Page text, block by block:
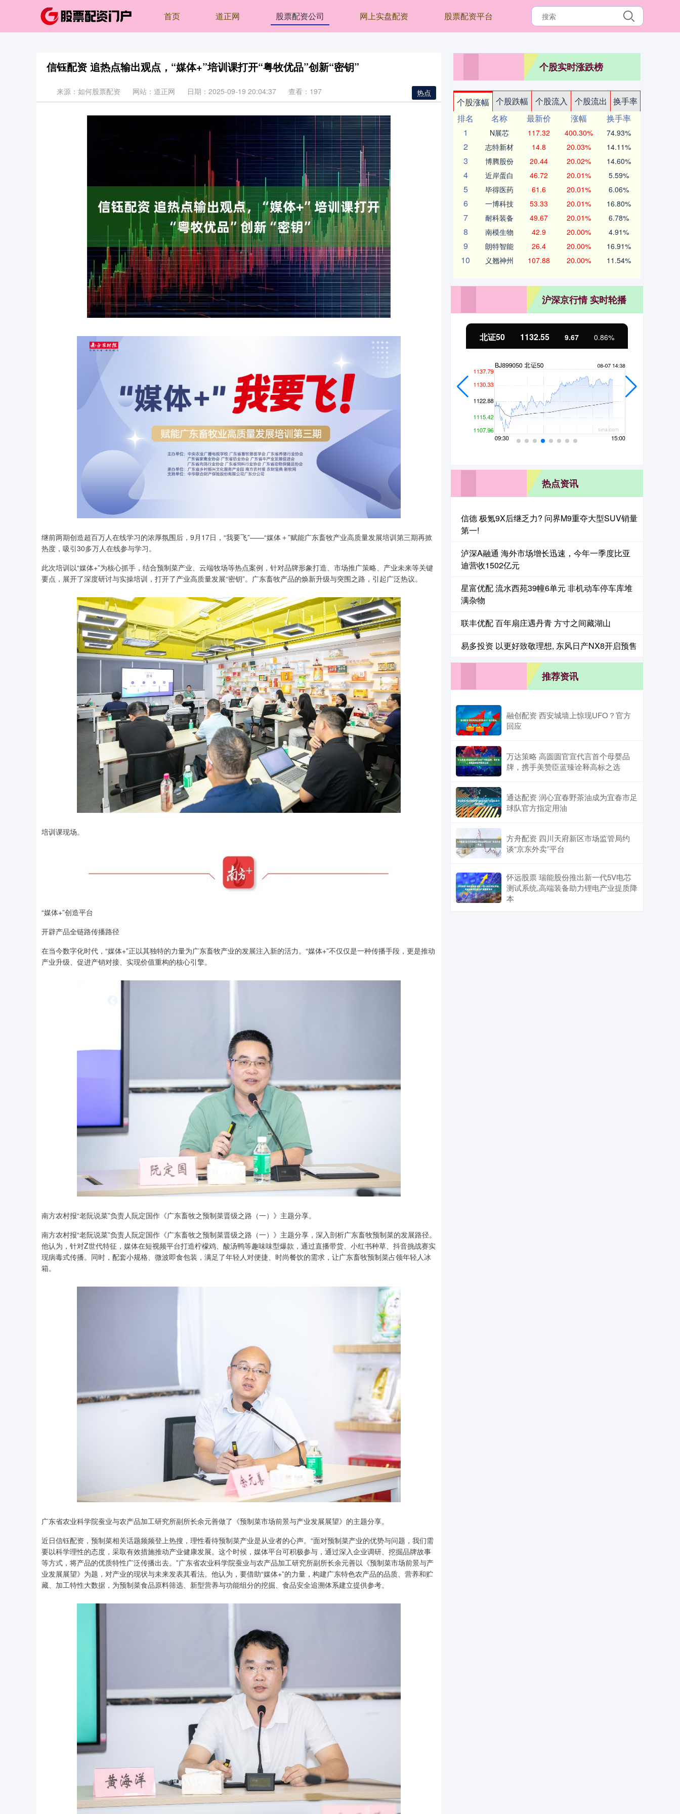
首页 道正网 股票配资公司 网上实盘配资 股票配资平台
信钰配资 追热点输出观点，“媒体+”培训课打开“粤牧优品”创新“密钥”
热点
来源：如何股票配资 网站：道正网 日期：2025-09-19 20:04:37 查看：197
继前两期创造超百万人在线学习的浓厚氛围后，9月17日，“我要飞”——“媒体＋”赋能广东畜牧产业高质量发展培训第三期再掀
热度，吸引30多万人在线参与学习。
此次培训以“媒体+”为核心抓手，结合预制菜产业、云端牧场等热点案例，针对品牌形象打造、市场推广策略、产业未来等关键
要点，展开了深度研讨与实操培训，打开了产业高质量发展“密钥”。广东畜牧产品的焕新升级与突围之路，引起广泛热议。
培训课现场。
“媒体+”创造平台
开辟产品全链路传播路径
在当今数字化时代，“媒体+”正以其独特的力量为广东畜牧产业的发展注入新的活力。“媒体+”不仅仅是一种传播手段，更是推动
产业升级、促进产销对接、实现价值重构的核心引擎。
南方农村报“老阮说菜”负责人阮定国作《广东畜牧之预制菜晋级之路（一）》主题分享。
南方农村报“老阮说菜”负责人阮定国作《广东畜牧之预制菜晋级之路（一）》主题分享，深入剖析广东畜牧预制菜的发展路径。
他认为，针对Z世代特征，媒体在短视频平台打造柠檬鸡、酸汤鸭等趣味味型爆款，通过直播带货、小红书种草、抖音挑战赛实
现病毒式传播。同时，配套小规格、微波即食包装，满足了年轻人对便捷、时尚餐饮的需求，让广东畜牧预制菜占领年轻人冰
箱。
广东省农业科学院蚕业与农产品加工研究所副所长余元善做了《预制菜市场前景与产业发展展望》的主题分享。
近日信钰配资，预制菜相关话题频频登上热搜，理性看待预制菜产业是从业者的心声。“面对预制菜产业的优势与问题，我们需
要以科学理性的态度，采取有效措施推动产业健康发展。这个时候，媒体平台可积极参与，通过深入企业调研、挖掘品牌故事
等方式，将产品的优质特性广泛传播出去。”广东省农业科学院蚕业与农产品加工研究所副所长余元善以《预制菜市场前景与产
业发展展望》为题，对产业的现状与未来发表其看法。他认为，要借助“媒体+”的力量，构建广东特色农产品的品质、营养和贮
藏、加工特性大数据，为预制菜食品原料筛选、新型营养与功能组分的挖掘、食品安全追溯体系建立提供参考。
个股实时涨跌榜
个股涨幅 个股跌幅 个股流入 个股流出
换手率
排名
名称 最新价 涨幅
换手率
1
N展芯 117.32 400.30% 74.93%
2 志特新材 14.8 20.03% 14.11%
3 博腾股份 20.44 20.02% 14.60%
4 近岸蛋白 46.72 20.01% 5.59%
5 毕得医药 61.6 20.01% 6.06%
6 一博科技 53.33 20.01% 16.80%
7 耐科装备 49.67 20.01% 6.78%
8 南模生物 42.9 20.00% 4.91%
9 朗特智能 26.4 20.00% 16.91%
10 义翘神州 107.88 20.00% 11.54%
沪深京行情 实时轮播
深证成指 14277.20 167.08 沪深300 4683.74 32.43 北证50 1132.55 9.67 0.86%
热点资讯
信德 极氪9X后继乏力? 问界M9重夺大型SUV销量
第一!
泸深A融通 海外市场增长迅速，今年一季度比亚
迪营收1502亿元
星富优配 流水西苑39幢6单元 非机动车停车库堆
满杂物
联丰优配 百年扇庄遇丹青 方寸之间藏湖山
易多投资 以更好致敬理想, 东风日产NX8开启预售
推荐资讯
融创配资 西安城墙上惊现UFO？官方
回应
万达策略 高圆圆官宣代言首个母婴品
牌，携手美赞臣蓝臻诠释高标之选
通达配资 润心宜春野茶油成为宜春市足
球队官方指定用油
方舟配资 四川天府新区市场监管局约
谈“京东外卖”平台
怀远股票 瑞能股份推出新一代5V电芯
测试系统,高端装备助力锂电产业提质降
本